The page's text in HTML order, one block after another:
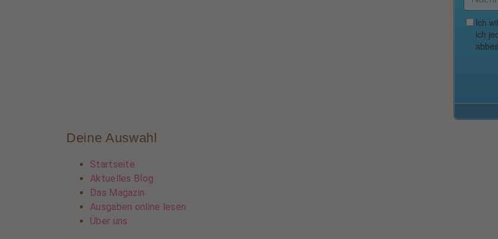
Deine Auswahl
Startseite
Aktuelles Blog
Das Magazin
Ausgaben online lesen
Über uns